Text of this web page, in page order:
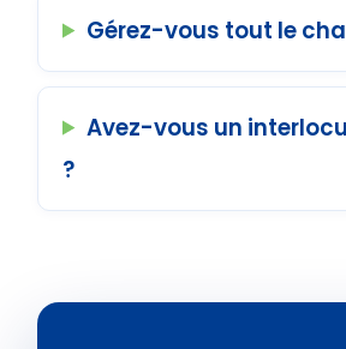
Gérez-vous tout le
Avez-vous un
?